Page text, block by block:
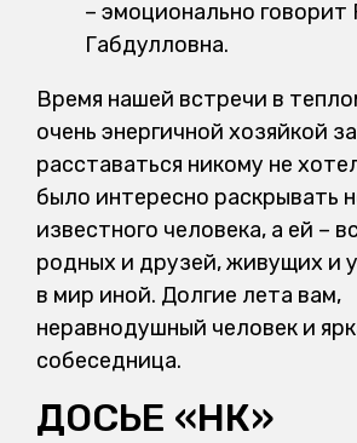
– эмоционально говорит
Габдулловна.
Время нашей встречи в
очень энергичной хозяйкой
расставаться никому не
было интересно раскрывать
известного человека, а ей –
родных и друзей, живущих и
в мир иной. Долгие лета вам,
неравнодушный человек и
собеседница.
ДОСЬЕ «НК»